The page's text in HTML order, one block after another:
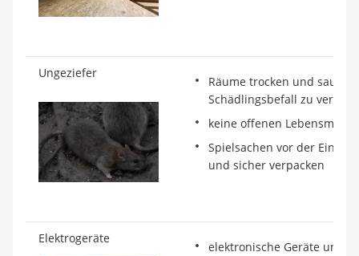
Ungeziefer
Räume trocken und
Schädlingsbefall zu
keine offenen Lebensmittel
Spielsachen vor der
und sicher verpacken
Elektrogeräte
elektronische Geräte